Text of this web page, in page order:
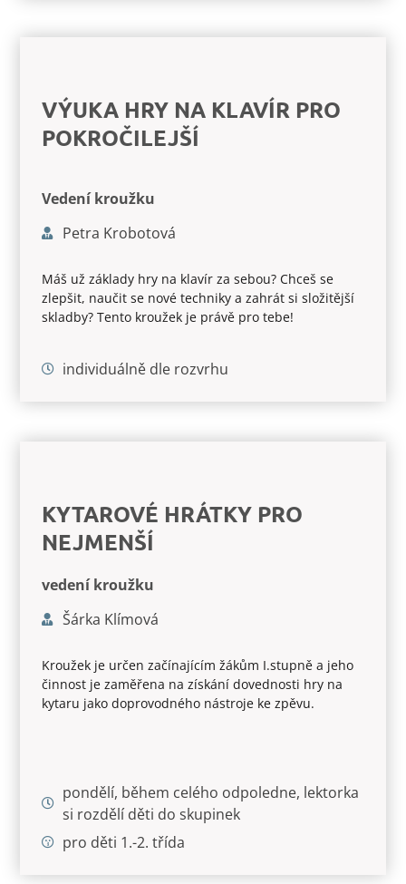
VÝUKA HRY NA KLAVÍR PRO
POKROČILEJŠÍ
Vedení kroužku
Petra Krobotová
Máš už základy hry na klavír za sebou? Chceš se
zlepšit, naučit se nové techniky a zahrát si složitější
skladby? Tento kroužek je právě pro tebe!
individuálně dle rozvrhu
KYTAROVÉ HRÁTKY PRO
NEJMENŠÍ
vedení kroužku
Šárka Klímová
Kroužek je určen začínajícím žákům I.stupně a jeho
činnost je zaměřena na získání dovednosti hry na
kytaru jako doprovodného nástroje ke zpěvu.
pondělí, během celého odpoledne, lektorka
si rozdělí děti do skupinek
pro děti 1.-2. třída